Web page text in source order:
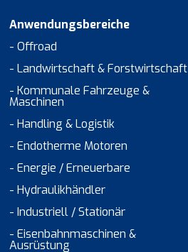
Anwendungsbereiche
- Offroad
- Landwirtschaft & Forstwirtschaft
- Kommunale Fahrzeuge &
Maschinen
- Handling & Logistik
- Endotherme Motoren
- Energie / Erneuerbare
- Hydraulikhändler
- Industriell / Stationär
- Eisenbahnmaschinen &
Ausrüstung